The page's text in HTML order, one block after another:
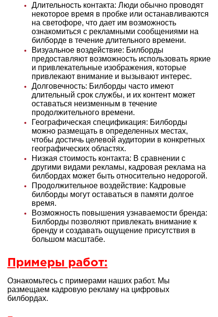
Длительность контакта: Люди обычно проводят
некоторое время в пробке или останавливаются
на светофоре, что дает им возможность
ознакомиться с рекламными сообщениями на
билборде в течение длительного времени.
Визуальное воздействие: Билборды
предоставляют возможность использовать яркие
и привлекательные изображения, которые
привлекают внимание и вызывают интерес.
Долговечность: Билборды часто имеют
длительный срок службы, и их контент может
оставаться неизменным в течение
продолжительного времени.
Географическая спецификация: Билборды
можно размещать в определенных местах,
чтобы достичь целевой аудитории в конкретных
географических областях.
Низкая стоимость контакта: В сравнении с
другими видами рекламы, кадровая реклама на
билбордах может быть относительно недорогой.
Продолжительное воздействие: Кадровые
билборды могут оставаться в памяти долгое
время.
Возможность повышения узнаваемости бренда:
Билборды позволяют привлекать внимание к
бренду и создавать ощущение присутствия в
большом масштабе.
Примеры работ:
Ознакомьтесь с примерами наших работ. Мы
размещаем кадровую рекламу на цифровых
билбордах.